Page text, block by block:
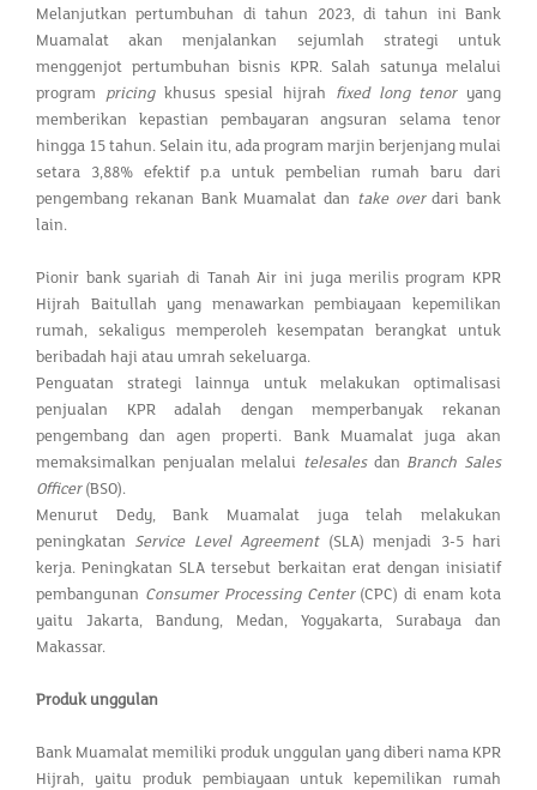
Melanjutkan pertumbuhan di tahun 2023, di tahun ini Bank
Muamalat akan menjalankan sejumlah strategi untuk
menggenjot pertumbuhan bisnis KPR. Salah satunya melalui
program pricingkhusus spesial hijrah fixed long tenoryang
memberikan kepastian pembayaran angsuran selama tenor
hingga 15 tahun. Selain itu, ada program marjin berjenjang mulai
setara 3,88% efektif p.a untuk pembelian rumah baru dari
pengembang rekanan Bank Muamalat dan take overdari bank
lain.
Pionir bank syariah di Tanah Air ini juga merilis program KPR
Hijrah Baitullah yang menawarkan pembiayaan kepemilikan
rumah, sekaligus memperoleh kesempatan berangkat untuk
beribadah haji atau umrah sekeluarga.
Penguatan strategi lainnya untuk melakukan optimalisasi
penjualan KPR adalah dengan memperbanyak rekanan
pengembang dan agen properti. Bank Muamalat juga akan
memaksimalkan penjualan melalui telesalesdan Branch Sales
Officer(BSO).
Menurut Dedy, Bank Muamalat juga telah melakukan
peningkatan Service Level Agreement(SLA) menjadi 3-5 hari
kerja. Peningkatan SLA tersebut berkaitan erat dengan inisiatif
pembangunan Consumer Processing Center(CPC) di enam kota
yaitu Jakarta, Bandung, Medan, Yogyakarta, Surabaya dan
Makassar.
Produk unggulan
Bank Muamalat memiliki produk unggulan yang diberi nama KPR
Hijrah, yaitu produk pembiayaan untuk kepemilikan rumah